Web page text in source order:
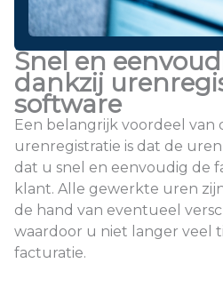
Snel en
dankzij
software
Een belangrijk voordeel van
urenregistratie is dat de
dat u snel en eenvoudig de
klant. Alle gewerkte uren
de hand van eventueel
waardoor u niet langer veel
facturatie.